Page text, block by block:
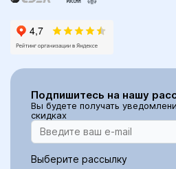
Подпишитесь на нашу
Вы будете получать
скидках
Выберите рассылку